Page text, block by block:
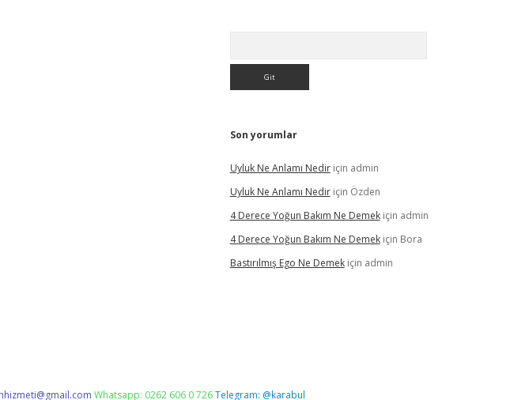
Son yorumlar
Uyluk Ne Anlamı Nediriçin admin
Uyluk Ne Anlamı Nediriçin Özden
4 Derece Yoğun Bakım Ne Demekiçin admin
4 Derece Yoğun Bakım Ne Demekiçin Bora
Bastırılmış Ego Ne Demekiçin admin
Whatsapp: 0262 606 0 726Telegram: @karabul